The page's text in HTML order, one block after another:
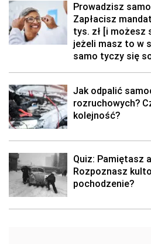
Prowadzisz
Zapłacisz
tys. zł [i możesz
jeżeli masz to w
samo tyczy się
Jak odpalić
rozruchowych?
kolejność?
Quiz: Pamiętasz
Rozpoznasz
pochodzenie?